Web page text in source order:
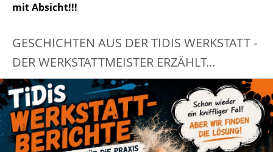
mit Absicht!!!
GESCHICHTEN AUS DER TIDIS WERKSTATT -
DER WERKSTATTMEISTER ERZÄHLT...